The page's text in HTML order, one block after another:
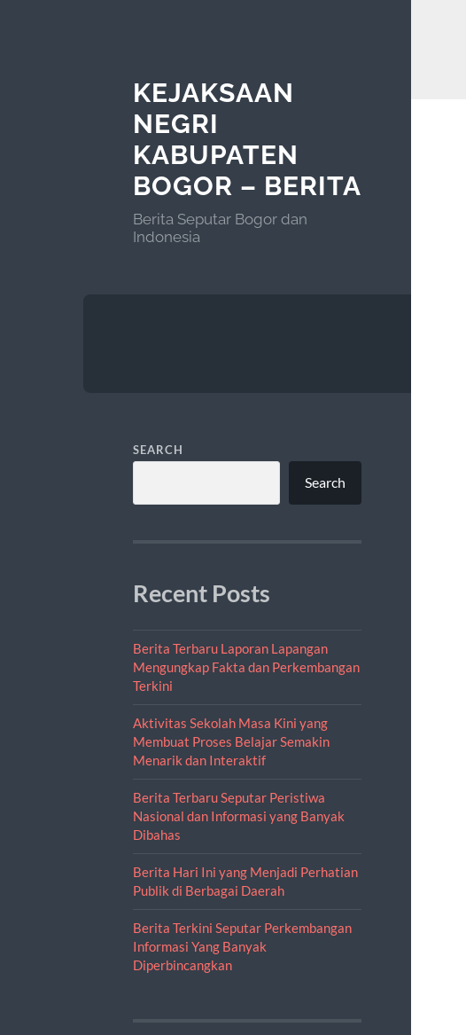
KEJAKSAAN
NEGRI
KABUPATEN
BOGOR – BERITA
Berita Seputar Bogor dan
Indonesia
SEARCH
Search
Recent Posts
Berita Terbaru Laporan Lapangan
Mengungkap Fakta dan Perkembangan
Terkini
Aktivitas Sekolah Masa Kini yang
Membuat Proses Belajar Semakin
Menarik dan Interaktif
Berita Terbaru Seputar Peristiwa
Nasional dan Informasi yang Banyak
Dibahas
Berita Hari Ini yang Menjadi Perhatian
Publik di Berbagai Daerah
Berita Terkini Seputar Perkembangan
Informasi Yang Banyak
Diperbincangkan